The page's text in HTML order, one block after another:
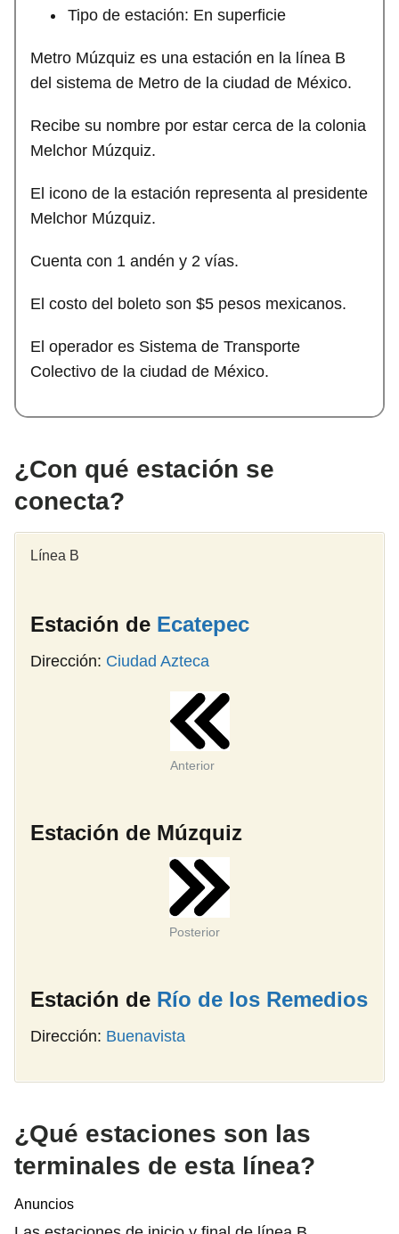
Tipo de estación: En superficie
Metro Múzquiz es una estación en la línea B
del sistema de Metro de la ciudad de México.
Recibe su nombre por estar cerca de la colonia
Melchor Múzquiz.
El icono de la estación representa al presidente
Melchor Múzquiz.
Cuenta con 1 andén y 2 vías.
El costo del boleto son $5 pesos mexicanos.
El operador es Sistema de Transporte
Colectivo de la ciudad de México.
¿Con qué estación se
conecta?
Línea B
Estación de Ecatepec
Dirección: Ciudad Azteca
Anterior
Estación de Múzquiz
Posterior
Estación de Río de los Remedios
Dirección: Buenavista
¿Qué estaciones son las
terminales de esta línea?
Anuncios